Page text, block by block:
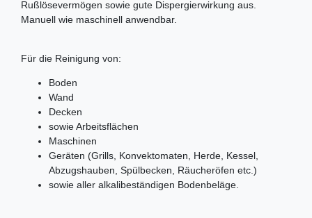
Rußlösevermögen sowie gute Dispergierwirkung aus.
Manuell wie maschinell anwendbar.
Für die Reinigung von:
Boden
Wand
Decken
sowie Arbeitsflächen
Maschinen
Geräten (Grills, Konvektomaten, Herde, Kessel,
Abzugshauben, Spülbecken, Räucheröfen etc.)
sowie aller alkalibeständigen Bodenbeläge.